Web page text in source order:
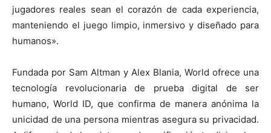
jugadores reales sean el corazón de cada experiencia,
manteniendo el juego limpio, inmersivo y diseñado para
humanos».
Fundada por Sam Altman y Alex Blania, World ofrece una
tecnología revolucionaria de prueba digital de ser
humano, World ID, que confirma de manera anónima la
unicidad de una persona mientras asegura su privacidad.